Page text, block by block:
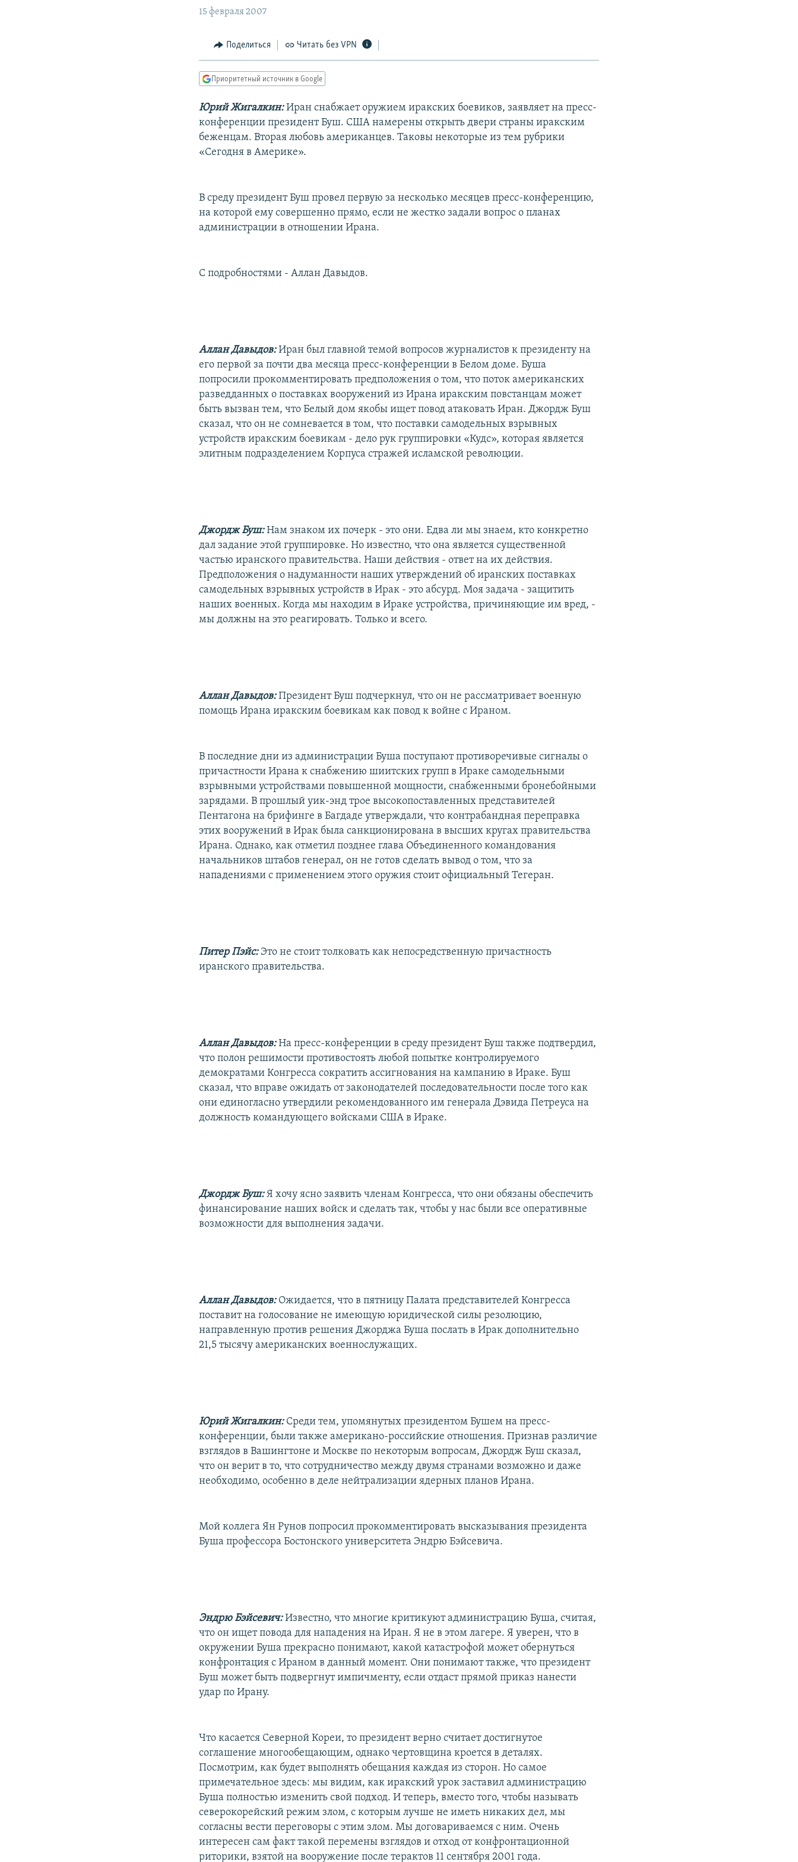
15 февраля 2007
Поделиться Читать без VPN
Приоритетный источник в Google
Юрий Жигалкин: Иран снабжает оружием иракских боевиков, заявляет на пресс-
конференции президент Буш. США намерены открыть двери страны иракским
беженцам. Вторая любовь американцев. Таковы некоторые из тем рубрики
«Сегодня в Америке».
В среду президент Буш провел первую за несколько месяцев пресс-конференцию,
на которой ему совершенно прямо, если не жестко задали вопрос о планах
администрации в отношении Ирана.
С подробностями - Аллан Давыдов.
Аллан Давыдов:Иран был главной темой вопросов журналистов к президенту на
его первой за почти два месяца пресс-конференции в Белом доме. Буша
попросили прокомментировать предположения о том, что поток американских
разведданных о поставках вооружений из Ирана иракским повстанцам может
быть вызван тем, что Белый дом якобы ищет повод атаковать Иран. Джордж Буш
сказал, что он не сомневается в том, что поставки самодельных взрывных
устройств иракским боевикам - дело рук группировки «Кудс», которая является
элитным подразделением Корпуса стражей исламской революции.
Джордж Буш: Нам знаком их почерк - это они. Едва ли мы знаем, кто конкретно
дал задание этой группировке. Но известно, что она является существенной
частью иранского правительства. Наши действия - ответ на их действия.
Предположения о надуманности наших утверждений об иранских поставках
самодельных взрывных устройств в Ирак - это абсурд. Моя задача - защитить
наших военных. Когда мы находим в Ираке устройства, причиняющие им вред, -
мы должны на это реагировать. Только и всего.
Аллан Давыдов: Президент Буш подчеркнул, что он не рассматривает военную
помощь Ирана иракским боевикам как повод к войне с Ираном.
В последние дни из администрации Буша поступают противоречивые сигналы о
причастности Ирана к снабжению шиитских групп в Ираке самодельными
взрывными устройствами повышенной мощности, снабженными бронебойными
зарядами. В прошлый уик-энд трое высокопоставленных представителей
Пентагона на брифинге в Багдаде утверждали, что контрабандная переправка
этих вооружений в Ирак была санкционирована в высших кругах правительства
Ирана. Однако, как отметил позднее глава Объединенного командования
начальников штабов генерал, он не готов сделать вывод о том, что за
нападениями с применением этого оружия стоит официальный Тегеран.
Питер Пэйс: Это не стоит толковать как непосредственную причастность
иранского правительства.
Аллан Давыдов: На пресс-конференции в среду президент Буш также подтвердил,
что полон решимости противостоять любой попытке контролируемого
демократами Конгресса сократить ассигнования на кампанию в Ираке. Буш
сказал, что вправе ожидать от законодателей последовательности после того как
они единогласно утвердили рекомендованного им генерала Дэвида Петреуса на
должность командующего войсками США в Ираке.
Джордж Буш:Я хочу ясно заявить членам Конгресса, что они обязаны обеспечить
финансирование наших войск и сделать так, чтобы у нас были все оперативные
возможности для выполнения задачи.
Аллан Давыдов: Ожидается, что в пятницу Палата представителей Конгресса
поставит на голосование не имеющую юридической силы резолюцию,
направленную против решения Джорджа Буша послать в Ирак дополнительно
21,5 тысячу американских военнослужащих.
Юрий Жигалкин: Среди тем, упомянутых президентом Бушем на пресс-
конференции, были также американо-российские отношения. Признав различие
взглядов в Вашингтоне и Москве по некоторым вопросам, Джордж Буш сказал,
что он верит в то, что сотрудничество между двумя странами возможно и даже
необходимо, особенно в деле нейтрализации ядерных планов Ирана.
Мой коллега Ян Рунов попросил прокомментировать высказывания президента
Буша профессора Бостонского университета Эндрю Бэйсевича.
Эндрю Бэйсевич: Известно, что многие критикуют администрацию Буша, считая,
что он ищет повода для нападения на Иран. Я не в этом лагере. Я уверен, что в
окружении Буша прекрасно понимают, какой катастрофой может обернуться
конфронтация с Ираном в данный момент. Они понимают также, что президент
Буш может быть подвергнут импичменту, если отдаст прямой приказ нанести
удар по Ирану.
Что касается Северной Кореи, то президент верно считает достигнутое
соглашение многообещающим, однако чертовщина кроется в деталях.
Посмотрим, как будет выполнять обещания каждая из сторон. Но самое
примечательное здесь: мы видим, как иракский урок заставил администрацию
Буша полностью изменить свой подход. И теперь, вместо того, чтобы называть
северокорейский режим злом, с которым лучше не иметь никаких дел, мы
согласны вести переговоры с этим злом. Мы договариваемся с ним. Очень
интересен сам факт такой перемены взглядов и отход от конфронтационной
риторики, взятой на вооружение после терактов 11 сентября 2001 года.